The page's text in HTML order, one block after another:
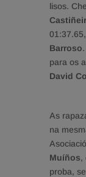
lisos.
Barroso
para os
David
As
na
Muíños,
proba,